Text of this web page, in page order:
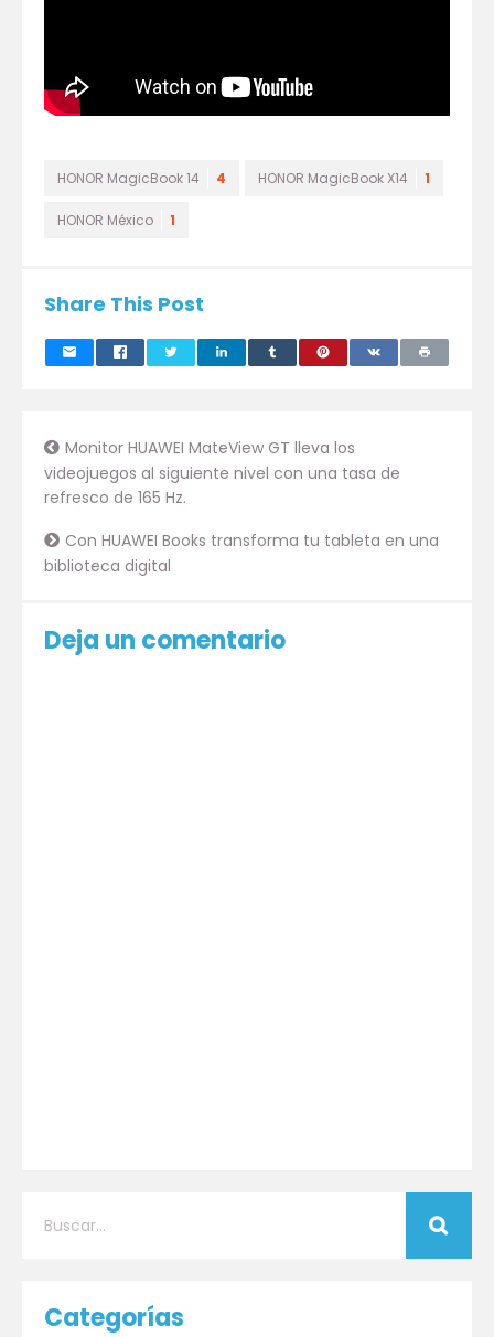
HONOR MagicBook 14 4 HONOR MagicBook X14 1
HONOR México 1
Share This Post
Monitor HUAWEI MateView GT lleva los
videojuegos al siguiente nivel con una tasa de
refresco de 165 Hz.
Con HUAWEI Books transforma tu tableta en una
biblioteca digital
Deja un comentario
Categorías